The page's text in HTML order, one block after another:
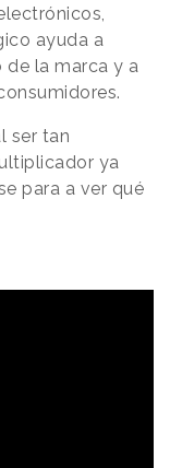
ayuda a
de la marca y a
ser tan
ya
para a ver qué